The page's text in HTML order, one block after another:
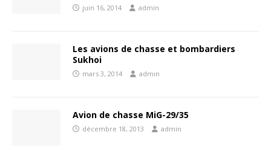
juin 16, 2014 admin
Les avions de chasse et bombardiers
Sukhoi
mars 3, 2014 admin
Avion de chasse MiG-29/35
décembre 18, 2013 admin